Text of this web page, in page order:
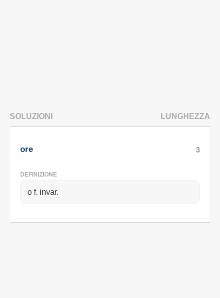
SOLUZIONI LUNGHEZZA
ore
DEFINIZIONE
o f. invar.
3